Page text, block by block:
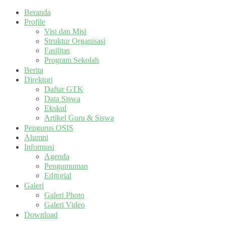
Beranda
Profile
Visi dan Misi
Struktur Organisasi
Fasilitas
Program Sekolah
Berita
Direktori
Daftar GTK
Data Siswa
Ekskul
Artikel Guru & Siswa
Pengurus OSIS
Alumni
Informasi
Agenda
Pengumuman
Editorial
Galeri
Galeri Photo
Galeri Video
Download